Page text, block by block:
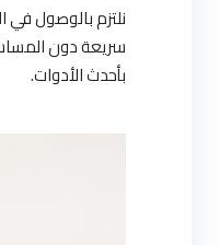
نلتزم بالوصول
سريعة دون
بأحدث الأدوات.